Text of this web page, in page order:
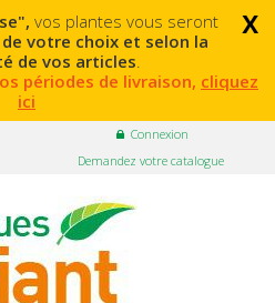
x
vos plantes vous seront
votre choix et selon la
de vos articles.
périodes de livraison, cliquez
ici
Connexion
Demandez votre catalogue